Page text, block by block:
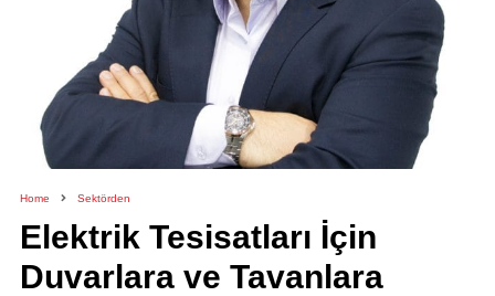
Home Sektörden
Elektrik Tesisatları İçin
Duvarlara ve Tavanlara